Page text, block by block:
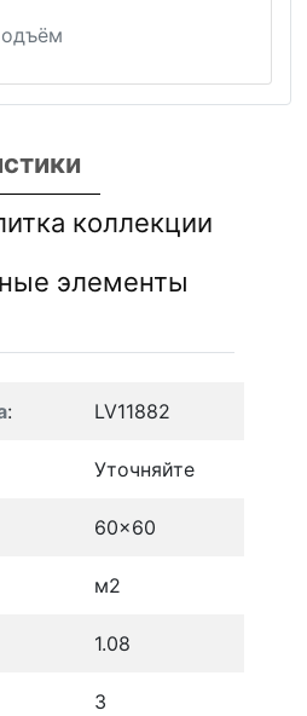
коллекции
элементы
: LV11882
Уточняйте
60x60
м2
1.08
3